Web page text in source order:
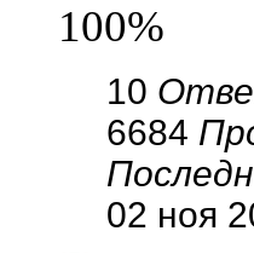
100%
10
6684
02 ноя